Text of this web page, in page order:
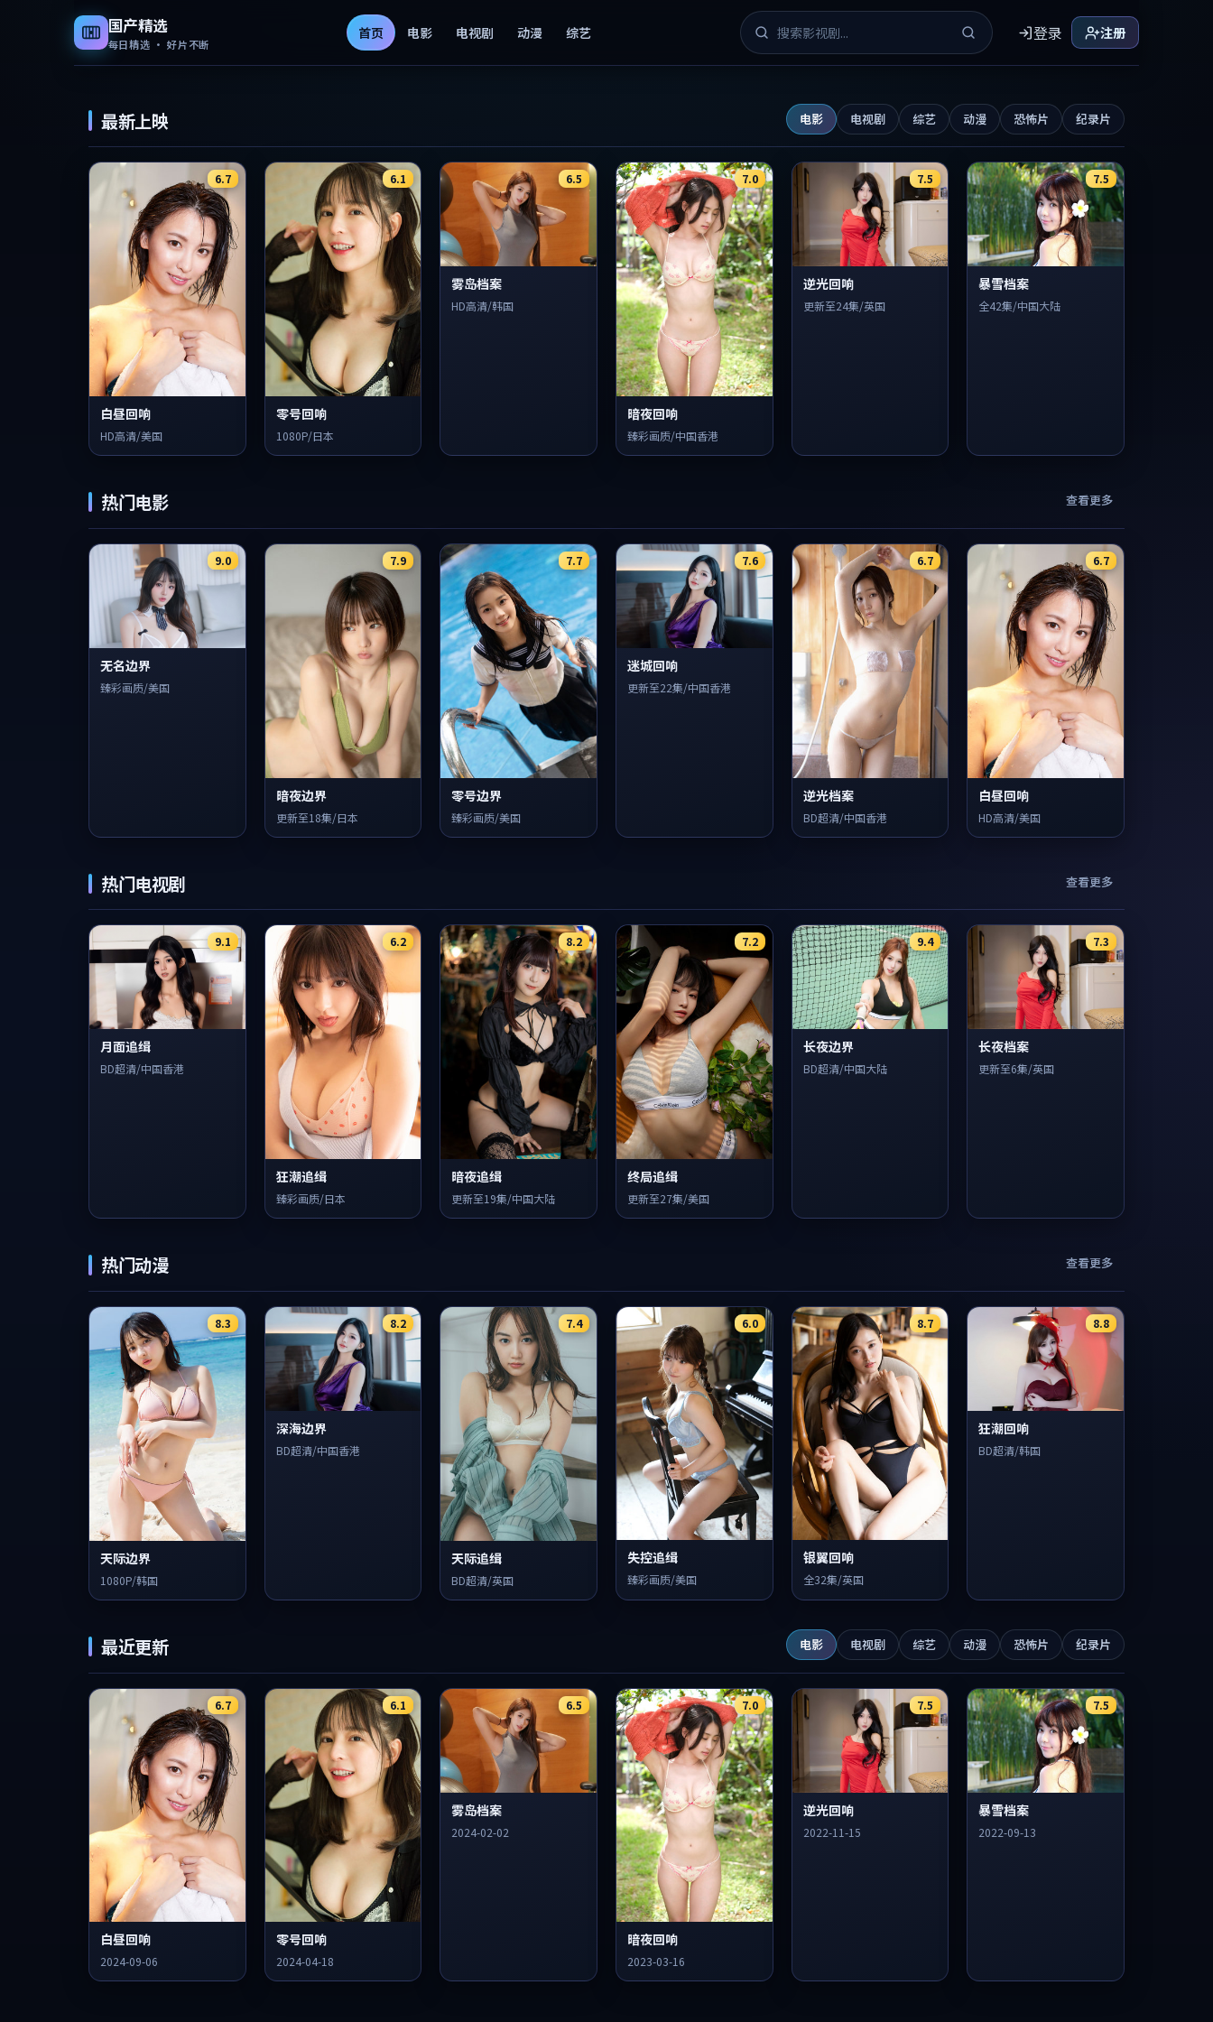
国产精选
每日精选 · 好片不断
首页 电影 电视剧 动漫 综艺 登录 注册
国产精选免费影片
最新上映 电影 电视剧 综艺 动漫 恐怖片 纪录片
6.7
白昼回响
HD高清/美国
6.1
零号回响
1080P/日本
6.5
雾岛档案
HD高清/韩国
7.0
暗夜回响
臻彩画质/中国香港
7.5
逆光回响
更新至24集/英国
7.5
暴雪档案
全42集/中国大陆
热门电影 查看更多
9.0
无名边界
臻彩画质/美国
7.9
暗夜边界
更新至18集/日本
7.7
零号边界
臻彩画质/美国
7.6
迷城回响
更新至22集/中国香港
6.7
逆光档案
BD超清/中国香港
6.7
白昼回响
HD高清/美国
热门电视剧 查看更多
9.1
月面追缉
BD超清/中国香港
6.2
狂潮追缉
臻彩画质/日本
8.2
暗夜追缉
更新至19集/中国大陆
7.2
终局追缉
更新至27集/美国
9.4
长夜边界
BD超清/中国大陆
7.3
长夜档案
更新至6集/英国
热门动漫 查看更多
8.3
天际边界
1080P/韩国
8.2
深海边界
BD超清/中国香港
7.4
天际追缉
BD超清/英国
6.0
失控追缉
臻彩画质/美国
8.7
银翼回响
全32集/英国
8.8
狂潮回响
BD超清/韩国
最近更新 电影 电视剧 综艺 动漫 恐怖片 纪录片
6.7
白昼回响
2024-09-06
6.1
零号回响
2024-04-18
6.5
雾岛档案
2024-02-02
7.0
暗夜回响
2023-03-16
7.5
逆光回响
2022-11-15
7.5
暴雪档案
2022-09-13